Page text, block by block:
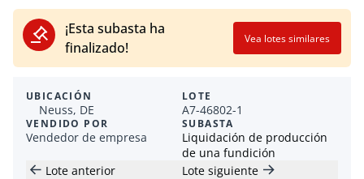
¡Esta subasta ha
finalizado!
Vea lotes similares
UBICACIÓN
Neuss, DE
VENDIDO POR
Vendedor de empresa
LOTE
A7-46802-1
SUBASTA
Liquidación de producción
de una fundición
Lote anterior
Lote siguiente